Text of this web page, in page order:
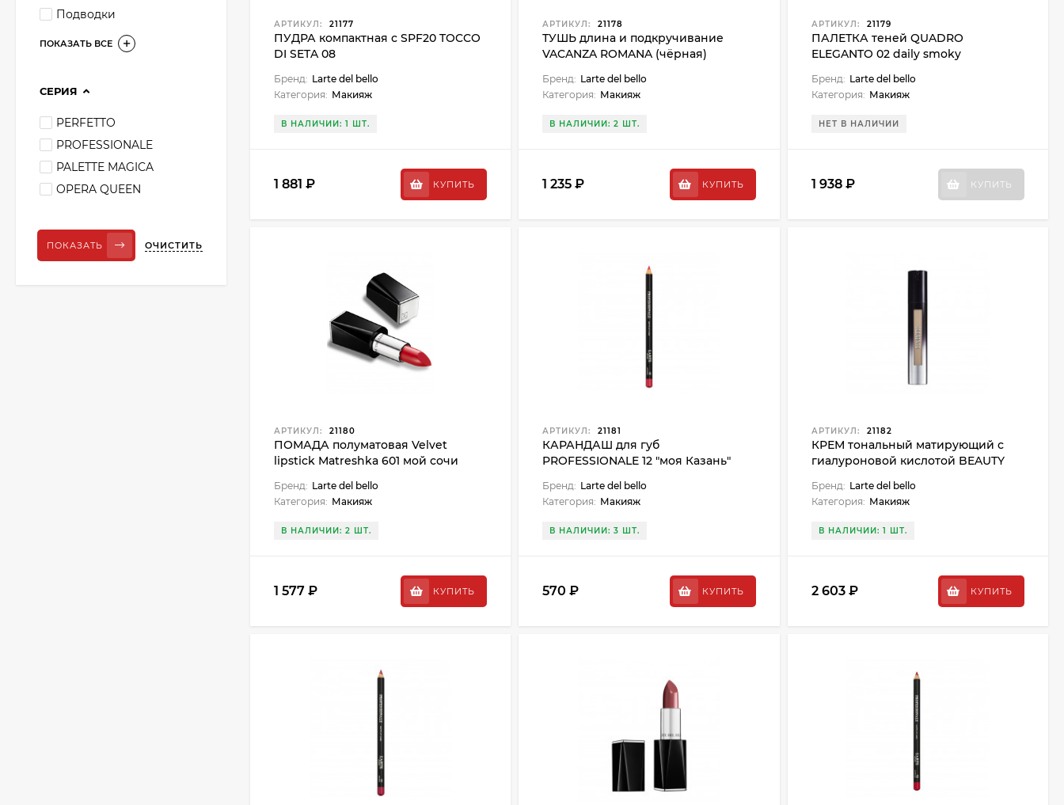
АРТИКУЛ: 21177
ПУДРА компактная с SPF20 TOCCO
DI SETA 08
Бренд: Larte del bello
Категория: Макияж
В НАЛИЧИИ: 1 ШТ.
1 881 ₽ КУПИТЬ
АРТИКУЛ: 21178
ТУШЬ длина и подкручивание
VACANZA ROMANA (чёрная)
Бренд: Larte del bello
Категория: Макияж
В НАЛИЧИИ: 2 ШТ.
1 235 ₽ КУПИТЬ
АРТИКУЛ: 21179
ПАЛЕТКА теней QUADRO
ELEGANTO 02 daily smoky
Бренд: Larte del bello
Категория: Макияж
НЕТ В НАЛИЧИИ
1 938 ₽ КУПИТЬ
АРТИКУЛ: 21180
ПОМАДА полуматовая Velvet
lipstick Matreshka 601 мой сочи
Бренд: Larte del bello
Категория: Макияж
В НАЛИЧИИ: 2 ШТ.
1 577 ₽ КУПИТЬ
АРТИКУЛ: 21181
КАРАНДАШ для губ
PROFESSIONALE 12 "моя Казань"
Бренд: Larte del bello
Категория: Макияж
В НАЛИЧИИ: 3 ШТ.
570 ₽ КУПИТЬ
АРТИКУЛ: 21182
КРЕМ тональный матирующий с
гиалуроновой кислотой BEAUTY
Бренд: Larte del bello
Категория: Макияж
В НАЛИЧИИ: 1 ШТ.
2 603 ₽ КУПИТЬ
Подводки
ПОКАЗАТЬ ВСЕ
СЕРИЯ
PERFETTO
PROFESSIONALE
PALETTE MAGICA
OPERA QUEEN
ПОКАЗАТЬ ОЧИСТИТЬ